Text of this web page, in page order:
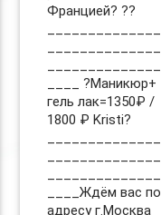
Францией? ??
____ ?Маникюр+
гель лак=1350₽ /
1800 ₽ Kristi?
____Ждём вас по
адресу г.Москва